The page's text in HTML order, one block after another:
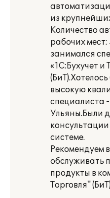
из
Количество
рабочих
занимался
«1С:Бухучет и
высокую
специалиста
Ульяны.Были
системе.
Рекомендуем
обслуживать
продукты в
Торговля"